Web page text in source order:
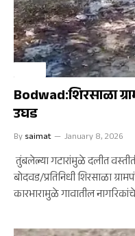
Bodwad:शिरसाळा
उघड
By saimat January 8, 2026
तुंबलेल्या गटारांमुळे दलीत
बोदवड/प्रतिनिधी शिरसाळा
कारभारामुळे गावातील